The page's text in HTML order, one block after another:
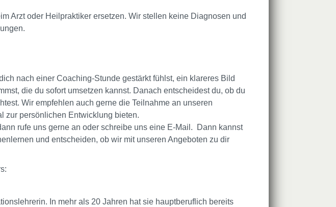
Arzt oder Heilpraktiker ersetzen. Wir stellen keine Diagnosen und
nach einer Coaching-Stunde gestärkt fühlst, ein klareres Bild
die du sofort umsetzen kannst. Danach entscheidest du, ob du
Wir empfehlen auch gerne die Teilnahme an unseren
zur persönlichen Entwicklung bieten.
rufe uns gerne an oder schreibe uns eine E-Mail. Dann kannst
und entscheiden, ob wir mit unseren Angeboten zu dir
In mehr als 20 Jahren hat sie hauptberuflich bereits